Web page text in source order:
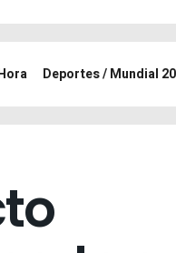
Deportes / Mundial